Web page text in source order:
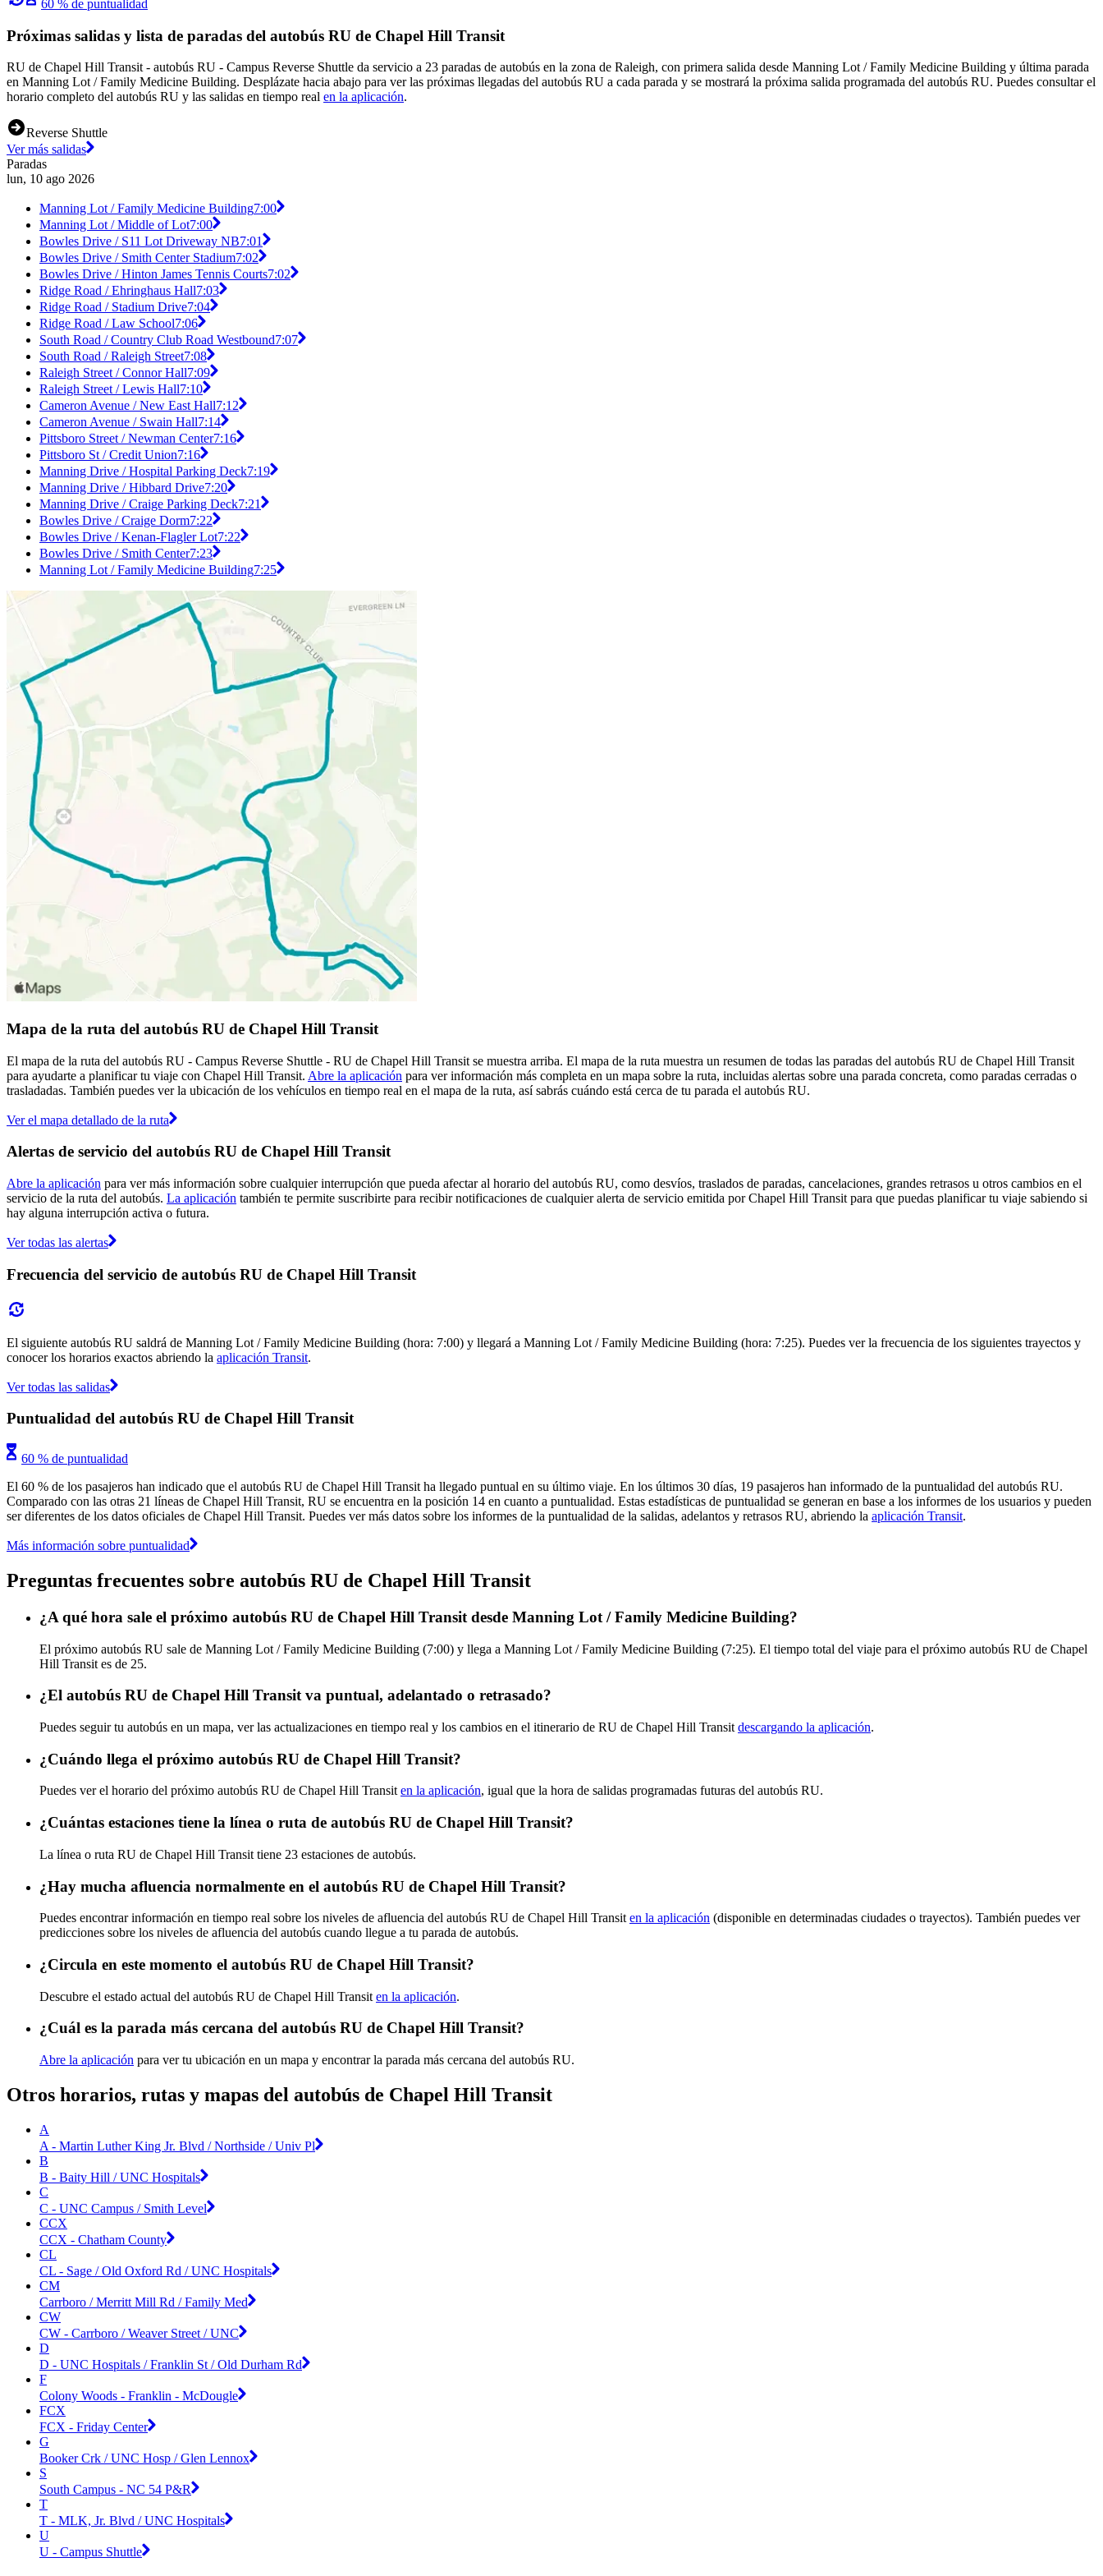
60 % de puntualidad
Próximas salidas y lista de paradas del autobús RU de Chapel Hill Transit
RU de Chapel Hill Transit - autobús RU - Campus Reverse Shuttle da servicio a 23 paradas de autobús en la zona de Raleigh, con primera salida desde Manning Lot / Family Medicine Building y última parada
en Manning Lot / Family Medicine Building. Desplázate hacia abajo para ver las próximas llegadas del autobús RU a cada parada y se mostrará la próxima salida programada del autobús RU. Puedes consultar el
horario completo del autobús RU y las salidas en tiempo real en la aplicación.
Reverse Shuttle
Ver más salidas
Paradas
lun, 10 ago 2026
Manning Lot / Family Medicine Building7:00
Manning Lot / Middle of Lot7:00
Bowles Drive / S11 Lot Driveway NB7:01
Bowles Drive / Smith Center Stadium7:02
Bowles Drive / Hinton James Tennis Courts7:02
Ridge Road / Ehringhaus Hall7:03
Ridge Road / Stadium Drive7:04
Ridge Road / Law School7:06
South Road / Country Club Road Westbound7:07
South Road / Raleigh Street7:08
Raleigh Street / Connor Hall7:09
Raleigh Street / Lewis Hall7:10
Cameron Avenue / New East Hall7:12
Cameron Avenue / Swain Hall7:14
Pittsboro Street / Newman Center7:16
Pittsboro St / Credit Union7:16
Manning Drive / Hospital Parking Deck7:19
Manning Drive / Hibbard Drive7:20
Manning Drive / Craige Parking Deck7:21
Bowles Drive / Craige Dorm7:22
Bowles Drive / Kenan-Flagler Lot7:22
Bowles Drive / Smith Center7:23
Manning Lot / Family Medicine Building7:25
Mapa de la ruta del autobús RU de Chapel Hill Transit
El mapa de la ruta del autobús RU - Campus Reverse Shuttle - RU de Chapel Hill Transit se muestra arriba. El mapa de la ruta muestra un resumen de todas las paradas del autobús RU de Chapel Hill Transit
para ayudarte a planificar tu viaje con Chapel Hill Transit. Abre la aplicación para ver información más completa en un mapa sobre la ruta, incluidas alertas sobre una parada concreta, como paradas cerradas o
trasladadas. También puedes ver la ubicación de los vehículos en tiempo real en el mapa de la ruta, así sabrás cuándo está cerca de tu parada el autobús RU.
Ver el mapa detallado de la ruta
Alertas de servicio del autobús RU de Chapel Hill Transit
Abre la aplicación para ver más información sobre cualquier interrupción que pueda afectar al horario del autobús RU, como desvíos, traslados de paradas, cancelaciones, grandes retrasos u otros cambios en el
servicio de la ruta del autobús. La aplicación también te permite suscribirte para recibir notificaciones de cualquier alerta de servicio emitida por Chapel Hill Transit para que puedas planificar tu viaje sabiendo si
hay alguna interrupción activa o futura.
Ver todas las alertas
Frecuencia del servicio de autobús RU de Chapel Hill Transit
El siguiente autobús RU saldrá de Manning Lot / Family Medicine Building (hora: 7:00) y llegará a Manning Lot / Family Medicine Building (hora: 7:25). Puedes ver la frecuencia de los siguientes trayectos y
conocer los horarios exactos abriendo la aplicación Transit.
Ver todas las salidas
Puntualidad del autobús RU de Chapel Hill Transit
60 % de puntualidad
El 60 % de los pasajeros han indicado que el autobús RU de Chapel Hill Transit ha llegado puntual en su último viaje. En los últimos 30 días, 19 pasajeros han informado de la puntualidad del autobús RU.
Comparado con las otras 21 líneas de Chapel Hill Transit, RU se encuentra en la posición 14 en cuanto a puntualidad. Estas estadísticas de puntualidad se generan en base a los informes de los usuarios y pueden
ser diferentes de los datos oficiales de Chapel Hill Transit. Puedes ver más datos sobre los informes de la puntualidad de la salidas, adelantos y retrasos RU, abriendo la aplicación Transit.
Más información sobre puntualidad
Preguntas frecuentes sobre autobús RU de Chapel Hill Transit
¿A qué hora sale el próximo autobús RU de Chapel Hill Transit desde Manning Lot / Family Medicine Building?
El próximo autobús RU sale de Manning Lot / Family Medicine Building (7:00) y llega a Manning Lot / Family Medicine Building (7:25). El tiempo total del viaje para el próximo autobús RU de Chapel
Hill Transit es de 25.
¿El autobús RU de Chapel Hill Transit va puntual, adelantado o retrasado?
Puedes seguir tu autobús en un mapa, ver las actualizaciones en tiempo real y los cambios en el itinerario de RU de Chapel Hill Transit descargando la aplicación.
¿Cuándo llega el próximo autobús RU de Chapel Hill Transit?
Puedes ver el horario del próximo autobús RU de Chapel Hill Transit en la aplicación, igual que la hora de salidas programadas futuras del autobús RU.
¿Cuántas estaciones tiene la línea o ruta de autobús RU de Chapel Hill Transit?
La línea o ruta RU de Chapel Hill Transit tiene 23 estaciones de autobús.
¿Hay mucha afluencia normalmente en el autobús RU de Chapel Hill Transit?
Puedes encontrar información en tiempo real sobre los niveles de afluencia del autobús RU de Chapel Hill Transit en la aplicación (disponible en determinadas ciudades o trayectos). También puedes ver
predicciones sobre los niveles de afluencia del autobús cuando llegue a tu parada de autobús.
¿Circula en este momento el autobús RU de Chapel Hill Transit?
Descubre el estado actual del autobús RU de Chapel Hill Transit en la aplicación.
¿Cuál es la parada más cercana del autobús RU de Chapel Hill Transit?
Abre la aplicación para ver tu ubicación en un mapa y encontrar la parada más cercana del autobús RU.
Otros horarios, rutas y mapas del autobús de Chapel Hill Transit
A
A - Martin Luther King Jr. Blvd / Northside / Univ Pl
B
B - Baity Hill / UNC Hospitals
C
C - UNC Campus / Smith Level
CCX
CCX - Chatham County
CL
CL - Sage / Old Oxford Rd / UNC Hospitals
CM
Carrboro / Merritt Mill Rd / Family Med
CW
CW - Carrboro / Weaver Street / UNC
D
D - UNC Hospitals / Franklin St / Old Durham Rd
F
Colony Woods - Franklin - McDougle
FCX
FCX - Friday Center
G
Booker Crk / UNC Hosp / Glen Lennox
S
South Campus - NC 54 P&R
T
T - MLK, Jr. Blvd / UNC Hospitals
U
U - Campus Shuttle